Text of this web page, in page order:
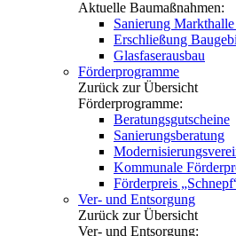
Aktuelle Baumaßnahmen:
Sanierung
Erschließung
Glasfaserausbau
Förderprogramme
Zurück zur Übersicht
Förderprogramme:
Beratungsgutscheine
Sanierungsberatung
Kommunale
Förderpreis
Ver- und Entsorgung
Zurück zur Übersicht
Ver- und Entsorgung: